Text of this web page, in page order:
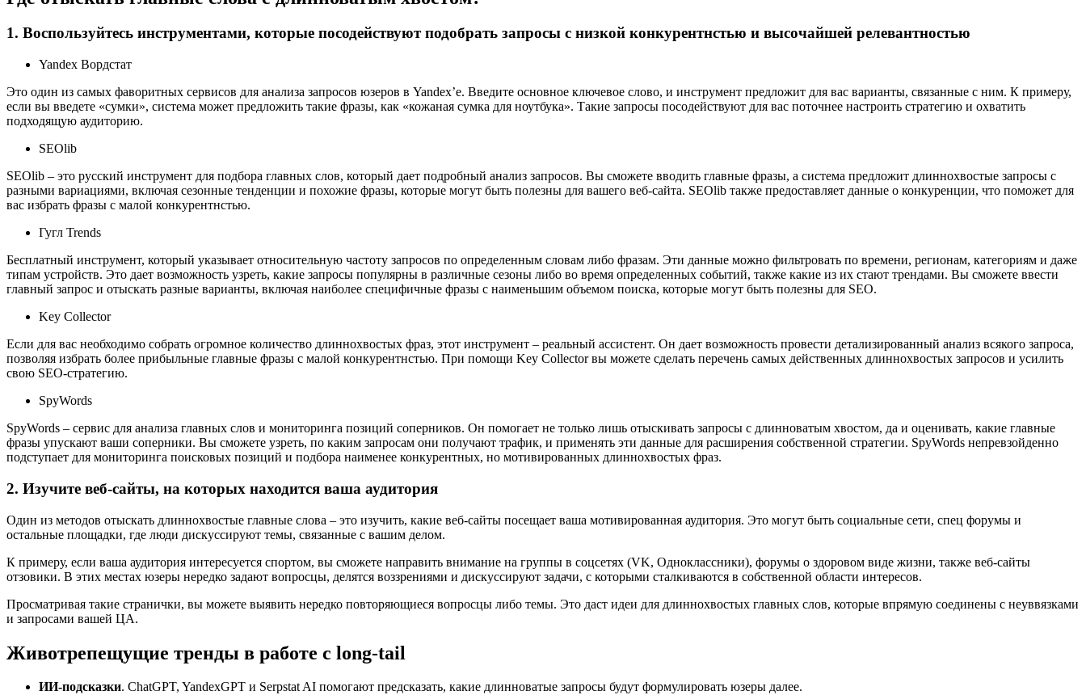
1. Воспользуйтесь инструментами, которые посодействуют подобрать запросы с низкой конкурентнстью и высочайшей релевантностью
Yandex Вордстат
Это один из самых фаворитных сервисов для анализа запросов юзеров в Yandex’е. Введите основное ключевое слово, и инструмент предложит для вас варианты, связанные с ним. К примеру,
если вы введете «сумки», система может предложить такие фразы, как «кожаная сумка для ноутбука». Такие запросы посодействуют для вас поточнее настроить стратегию и охватить
подходящую аудиторию.
SEOlib
SEOlib – это русский инструмент для подбора главных слов, который дает подробный анализ запросов. Вы сможете вводить главные фразы, а система предложит длиннохвостые запросы с
разными вариациями, включая сезонные тенденции и похожие фразы, которые могут быть полезны для вашего веб-сайта. SEOlib также предоставляет данные о конкуренции, что поможет для
вас избрать фразы с малой конкурентнстью.
Гугл Trends
Бесплатный инструмент, который указывает относительную частоту запросов по определенным словам либо фразам. Эти данные можно фильтровать по времени, регионам, категориям и даже
типам устройств. Это дает возможность узреть, какие запросы популярны в различные сезоны либо во время определенных событий, также какие из их стают трендами. Вы сможете ввести
главный запрос и отыскать разные варианты, включая наиболее специфичные фразы с наименьшим объемом поиска, которые могут быть полезны для SEO.
Key Collector
Если для вас необходимо собрать огромное количество длиннохвостых фраз, этот инструмент – реальный ассистент. Он дает возможность провести детализированный анализ всякого запроса,
позволяя избрать более прибыльные главные фразы с малой конкурентнстью. При помощи Key Collector вы можете сделать перечень самых действенных длиннохвостых запросов и усилить
свою SEO-стратегию.
SpyWords
SpyWords – сервис для анализа главных слов и мониторинга позиций соперников. Он помогает не только лишь отыскивать запросы с длинноватым хвостом, да и оценивать, какие главные
фразы упускают ваши соперники. Вы сможете узреть, по каким запросам они получают трафик, и применять эти данные для расширения собственной стратегии. SpyWords непревзойденно
подступает для мониторинга поисковых позиций и подбора наименее конкурентных, но мотивированных длиннохвостых фраз.
2. Изучите веб-сайты, на которых находится ваша аудитория
Один из методов отыскать длиннохвостые главные слова – это изучить, какие веб-сайты посещает ваша мотивированная аудитория. Это могут быть социальные сети, спец форумы и
остальные площадки, где люди дискуссируют темы, связанные с вашим делом.
К примеру, если ваша аудитория интересуется спортом, вы сможете направить внимание на группы в соцсетях (VK, Одноклассники), форумы о здоровом виде жизни, также веб-сайты
отзовики. В этих местах юзеры нередко задают вопросцы, делятся воззрениями и дискуссируют задачи, с которыми сталкиваются в собственной области интересов.
Просматривая такие странички, вы можете выявить нередко повторяющиеся вопросцы либо темы. Это даст идеи для длиннохвостых главных слов, которые впрямую соединены с неуввязками
и запросами вашей ЦА.
Животрепещущие тренды в работе с long-tail
ИИ-подсказки. ChatGPT, YandexGPT и Serpstat AI помогают предсказать, какие длинноватые запросы будут формулировать юзеры далее.